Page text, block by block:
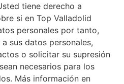
tiene derecho a
si en Top Valladolid
personales por tanto,
sus datos personales,
o solicitar su supresión
necesarios para los
Más información en